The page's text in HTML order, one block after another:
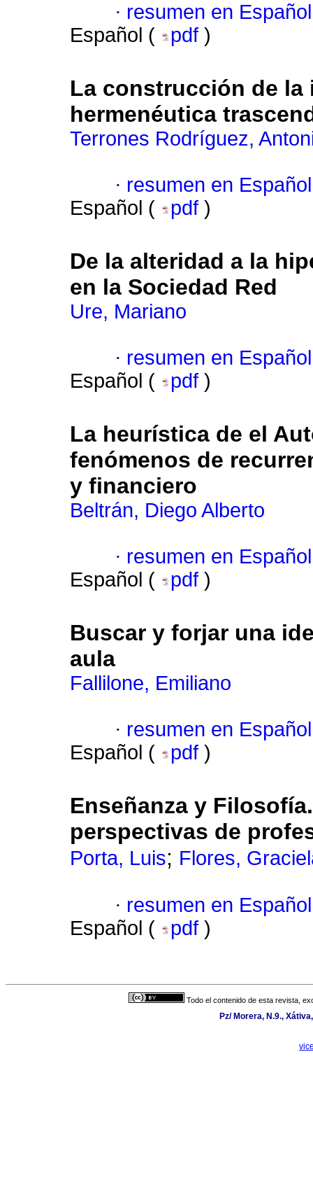
· resumen en Español
Español (
pdf )
La construcción de
hermenéutica
Terrones Rodríguez,
· resumen en Español
Español (
pdf )
De la alteridad a la
en la Sociedad Red
Ure, Mariano
· resumen en Español
Español (
pdf )
La heurística de el
fenómenos de
y financiero
Beltrán, Diego Alberto
· resumen en Español
Español (
pdf )
Buscar y forjar una
aula
Fallilone, Emiliano
· resumen en Español
Español (
pdf )
Enseñanza y
perspectivas de
Porta, Luis; Flores,
· resumen en Español
Español (
pdf )
Todo el contenido de esta revista,
Pz/ Morera, N.9.,